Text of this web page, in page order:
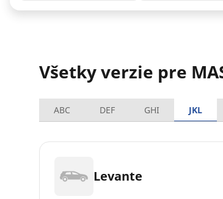
Všetky verzie pre
ABC DEF GHI JKL
Levante